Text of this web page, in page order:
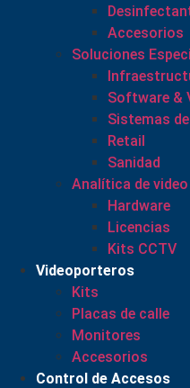
Accesorios
Soluciones
Software &
Sistemas
Retail
Sanidad
Analítica de video
Hardware
Licencias
Kits CCTV
Videoporteros
Kits
Placas de calle
Monitores
Accesorios
Control de Accesos